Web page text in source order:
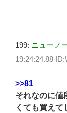
199: ニューノ
19:24:24.88
>>81
それなのに値
くても買えて